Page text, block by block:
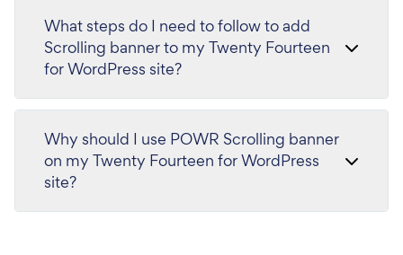
What steps do I need to follow to add
Scrolling banner to my Twenty Fourteen
for WordPress site?
Why should I use POWR Scrolling banner
on my Twenty Fourteen for WordPress
site?